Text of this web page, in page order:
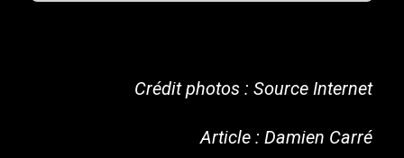
Crédit photos : Source Internet
Article : Damien Carré